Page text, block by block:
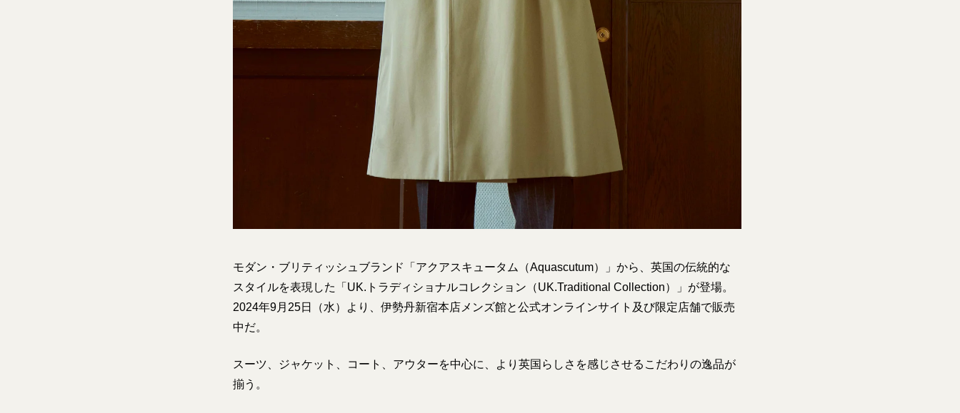
モダン・ブリティッシュブランド「アクアスキュータム（Aquascutum）」から、英国の伝統的な
スタイルを表現した「UK.トラディショナルコレクション（UK.Traditional Collection）」が登場。
2024年9月25日（水）より、伊勢丹新宿本店メンズ館と公式オンラインサイト及び限定店舗で販売
中だ。
スーツ、ジャケット、コート、アウターを中心に、より英国らしさを感じさせるこだわりの逸品が
揃う。